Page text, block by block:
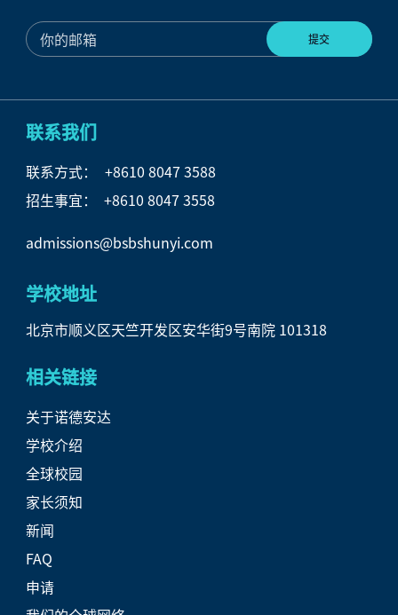
联系我们
联系方式：
+8610 8047 3588
招生事宜： +8610 8047 3558
admissions@bsbshunyi.com
学校地址
北京市顺义区天竺开发区安华街9号南院 101318
相关链接
关于诺德安达
学校介绍
全球校园
家长须知
新闻
FAQ
申请